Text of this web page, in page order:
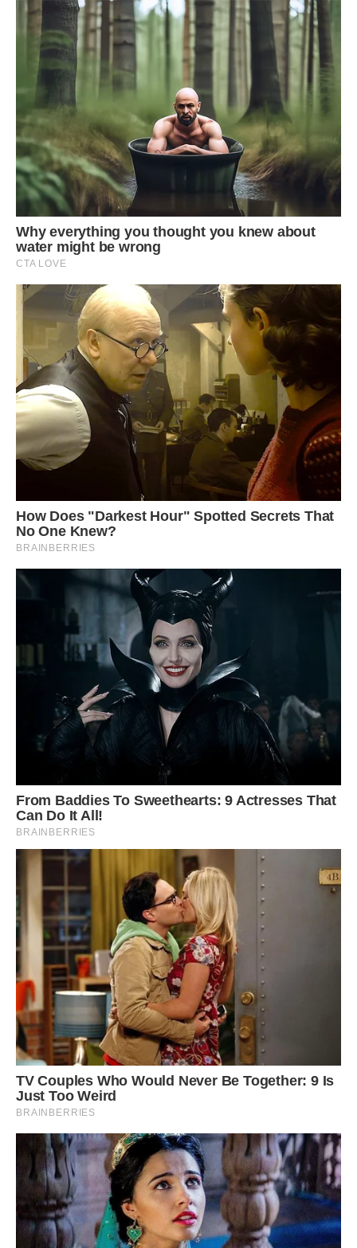
Два тижні пролетіли як один день. Павло здавав іспити.
Щовечора дзвонив бабусі і розмовляв з нею. Розповідав
про іспити. Про випускний. Бабуся, яка раніше любила
повчати онука, тепер все більше мовчала і тільки зітхала.
– Мам, я прийшов! – Павло пройшов в ванну вимити руки.
З кухні пролунав незадоволений голос мами.
– Паш, ми все розуміємо, що ти завантажений. Що у тебе
іспити і поступати тобі. Але ти можеш знайти хвилину і
зателефонувати бабусі? Вона у нас одна залишилася.
Вона дзвонить мені і скаржиться що ти її забув.
– Очманіти! – Павло зайшов на кухню. – Ма, я їй кожен
день дзвоню. Давай зараз стоячи перед тобою
подзвоню і на вільні руки поговоримо втрьох.
Павло набрав бабусин номер, вбuтий в телефон.
– Алло! Ольга Віталіївна! Поясніть мені і моїй матері,
дружині Вашого сина, чому Ви говорите, що я Вам не
дзвоню?
– Павлику, вибач мене стару. Я на третій день зрозуміла,
що ти помилився номером. Ну не змогла я тобі зізнатися. І
відмовитися хоча б від ілюзії щастя. Від ілюзії що моя
сім’я жгва…
Через тиждень баба Люба пекла пироги. А Пашка з
батьками їхав в село, знайомитися з новою бабусею.